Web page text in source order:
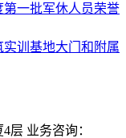
第一批军休人员荣誉
训基地大门和附属
层 业务咨询：